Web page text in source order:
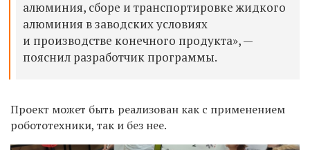
алюминия, сборе и транспортировке жидкого
алюминия в заводских условиях
и производстве конечного продукта», —
пояснил разработчик программы.
Проект может быть реализован как с применением
робототехники, так и без нее.